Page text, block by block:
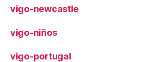
vigo-newcastle
vigo-niños
vigo-portugal